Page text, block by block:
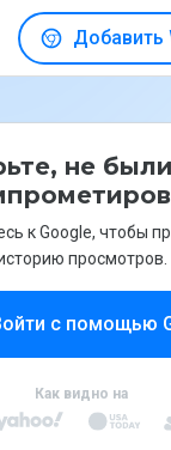
Добавить
не
к Google, чтобы
просмотров.
с помощью
Как видно на